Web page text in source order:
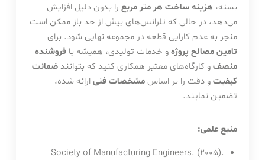
بسته، هزینه ساخت هر متر مربعرا بدون دلیل افزایش
می‌دهد، در حالی که تلرانس‌های بیش از حد باز ممکن است
منجر به عدم کارایی قطعه در مجموعه نهایی شود. برای
تامین مصالح پروژهو خدمات تولیدی، همیشه با فروشنده
منصفو کارگاه‌های معتبر همکاری کنید که بتوانند ضمانت
کیفیتو دقت را بر اساس مشخصات فنیارائه شده،
تضمین نمایند.
منبع علمی:
Society of Manufacturing Engineers. (2005).